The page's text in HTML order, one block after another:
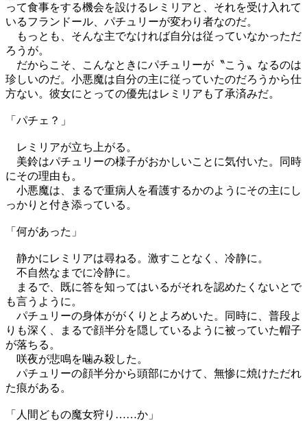
って食事をする機会を設けるレミリアと、それを受け入れて
いるフランドール、パチュリーが変わり者なのだ。
もっとも、そんな主でなければ自分は従っていなかっただ
ろうが。
だからこそ、こんなときにパチュリーが〝こう〟なるのは
珍しいのだ。小悪魔は自分の主に従っていたのだろうから仕
方ない。彼女にとっての優先はレミリアも了承済みだ。
「パチェ？」
レミリアが立ち上がる。
美鈴はパチュリーの様子がおかしいことに気付いた。同時
にその理由も。
小悪魔は、まるで重病人を看護するかのようにその主にし
っかりと付き添っている。
「何があった」
静かにレミリアは尋ねる。激すことなく、冷静に。
不自然なまでに冷静に。
まるで、既に答を知ってはいるがそれを認めたくないとで
も言うように。
パチュリーの身体ががくりとよろめいた。同時に、普段よ
りも深く、まるで顔半分を隠しているように被っていた帽子
が落ちる。
咲夜が悲鳴を噛み殺した。
パチュリーの顔半分から頭部にかけて、無惨に焼けただれ
た痕がある。
「人間どもの魔女狩り……か」